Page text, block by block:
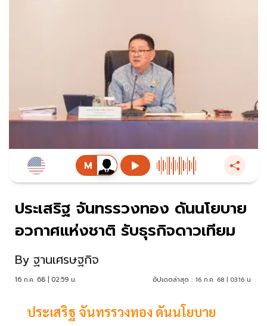
ประเสริฐ จันทรรวงทอง ดันนโยบาย
อวกาศแห่งชาติ รับธุรกิจดาวเทียม
By ฐานเศรษฐกิจ
16 ก.ค. 68 | 02:59 น. อัปเดตล่าสุด : 16 ก.ค. 68 | 03:16 น.
ประเสริฐ จันทรรวงทอง ดันนโยบาย